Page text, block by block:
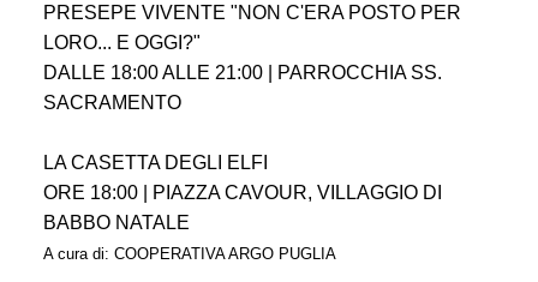
PRESEPE VIVENTE "NON C'ERA POSTO PER
LORO... E OGGI?"
DALLE 18:00 ALLE 21:00 | PARROCCHIA SS.
SACRAMENTO
LA CASETTA DEGLI ELFI
ORE 18:00 | PIAZZA CAVOUR, VILLAGGIO DI
BABBO NATALE
A cura di: COOPERATIVA ARGO PUGLIA